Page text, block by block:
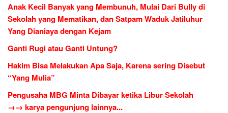
Anak Kecil Banyak yang Membunuh, Mulai Dari Bully di
Sekolah yang Mematikan, dan Satpam Waduk Jatiluhur
Yang Dianiaya dengan Kejam
Ganti Rugi atau Ganti Untung?
Hakim Bisa Melakukan Apa Saja, Karena sering Disebut
“Yang Mulia”
Pengusaha MBG Minta Dibayar ketika Libur Sekolah
→→ karya pengunjung lainnya...